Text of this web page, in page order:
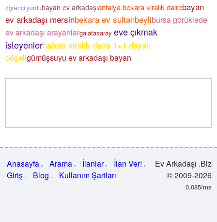
öğrenci yurdubayan ev arkadaşıantalya bekara kiralık dairebayan
ev arkadaşı mersinbekara ev sultanbeylibursa görüklede
ev arkadaşı arayanlargalatasarayeve çıkmak
isteyenlerhalkalı kiralık daire 1+1 dayalı
döşeligümüşsuyu ev arkadaşı bayan
Anasayfa Arama İlanlar
İlan Ver!
Giriş
Blog Kullanım Şartları
Ev Arkadaşı .Biz
© 2009-2026
0.085/ms